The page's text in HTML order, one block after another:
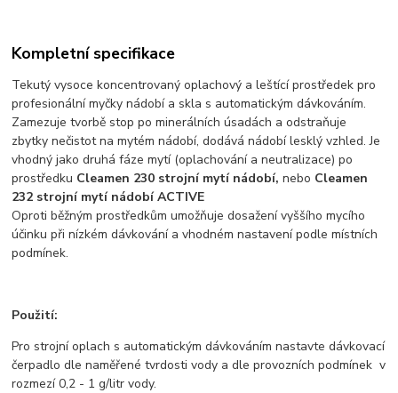
Kompletní specifikace
Tekutý vysoce koncentrovaný oplachový a leštící prostředek pro
profesionální myčky nádobí a skla s automatickým dávkováním.
Zamezuje tvorbě stop po minerálních úsadách a odstraňuje
zbytky nečistot na mytém nádobí, dodává nádobí lesklý vzhled. Je
vhodný jako druhá fáze mytí (oplachování a neutralizace) po
prostředku Cleamen 230 strojní mytí nádobí,nebo Cleamen
232 strojní mytí nádobí ACTIVE
Oproti běžným prostředkům umožňuje dosažení vyššího mycího
účinku při nízkém dávkování a vhodném nastavení podle místních
podmínek.
Použití:
Pro strojní oplach s automatickým dávkováním nastavte dávkovací
čerpadlo dle naměřené tvrdosti vody a dle provozních podmínek v
rozmezí 0,2 - 1 g/litr vody.